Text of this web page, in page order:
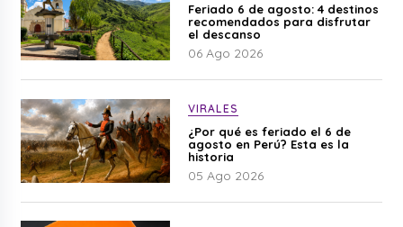
Feriado 6 de agosto: 4 destinos
recomendados para disfrutar
el descanso
06 Ago 2026
VIRALES
¿Por qué es feriado el 6 de
agosto en Perú? Esta es la
historia
05 Ago 2026